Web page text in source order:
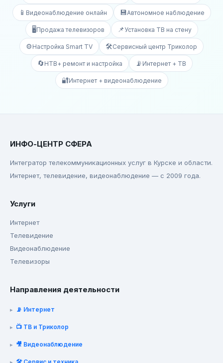
📱 Видеонаблюдение онлайн 💾Автономное наблюдение
🖥️Продажа телевизоров 📌Установка ТВ на стену
⚙️ Настройка Smart TV 🛠️Сервисный центр Триколор
🔄НТВ+ ремонт и настройка 📡 Интернет + ТВ
🔐Интернет + видеонаблюдение
ИНФО-ЦЕНТР СФЕРА
Интегратор телекоммуникационных услуг в Курске и области.
Интернет, телевидение, видеонаблюдение — с 2009 года.
Услуги
Интернет
Телевидение
Видеонаблюдение
Телевизоры
Направления деятельности
📡 Интернет
📺 ТВ и Триколор
🎥 Видеонаблюдение